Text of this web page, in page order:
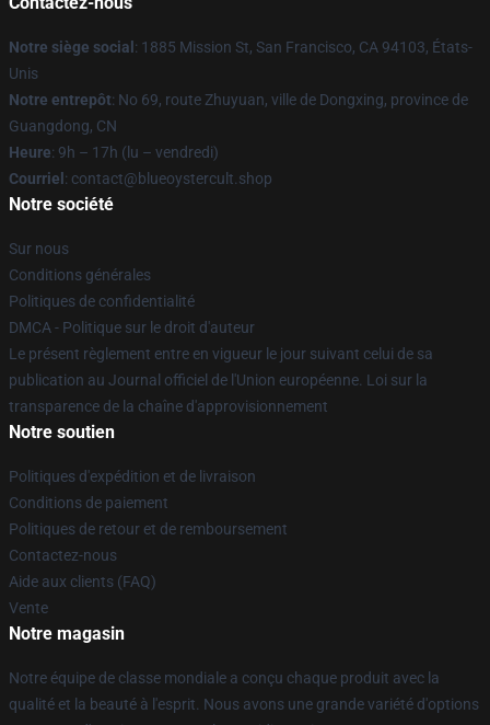
Notre siège social : 1885 Mission St, San Francisco, CA 94103, États-
Unis
Notre entrepôt: No 69, route Zhuyuan, ville de Dongxing, province de
Guangdong, CN
Heure: 9h – 17h (lu – vendredi)
Courriel : contact@blueoystercult.shop
Notre société
Sur nous
Conditions générales
Politiques de confidentialité
DMCA - Politique sur le droit d'auteur
Le présent règlement entre en vigueur le jour suivant celui de sa
publication au Journal officiel de l'Union européenne. Loi sur la
transparence de la chaîne d'approvisionnement
Notre soutien
Politiques d'expédition et de livraison
Conditions de paiement
Politiques de retour et de remboursement
Contactez-nous
Aide aux clients (FAQ)
Vente
Notre magasin
Notre équipe de classe mondiale a conçu chaque produit avec la
qualité et la beauté à l'esprit. Nous avons une grande variété d'options